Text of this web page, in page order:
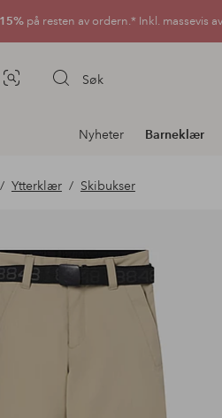
på resten av ordern.* Inkl. massevis
Bildesøk Søk
Nyheter Barneklær
Ytterklær Skibukser